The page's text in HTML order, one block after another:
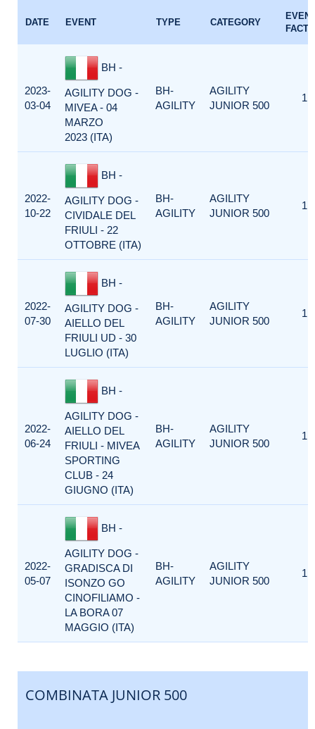
DATE EVENT TYPE CATEGORY
2023-
03-04
BH -
AGILITY DOG -
MIVEA - 04
MARZO
2023 (ITA)
BH-
AGILITY
AGILITY
JUNIOR 500
1
2022-
10-22
BH -
AGILITY DOG -
CIVIDALE DEL
FRIULI - 22
OTTOBRE (ITA)
BH-
AGILITY
AGILITY
JUNIOR 500
1
2022-
07-30
BH -
AGILITY DOG -
AIELLO DEL
FRIULI UD - 30
LUGLIO (ITA)
BH-
AGILITY
AGILITY
JUNIOR 500
1
2022-
06-24
BH -
AGILITY DOG -
AIELLO DEL
FRIULI - MIVEA
SPORTING
CLUB - 24
GIUGNO (ITA)
BH-
AGILITY
AGILITY
JUNIOR 500
1
2022-
05-07
BH -
AGILITY DOG -
GRADISCA DI
ISONZO GO
CINOFILIAMO -
LA BORA 07
MAGGIO (ITA)
BH-
AGILITY
AGILITY
JUNIOR 500
1
COMBINATA JUNIOR 500